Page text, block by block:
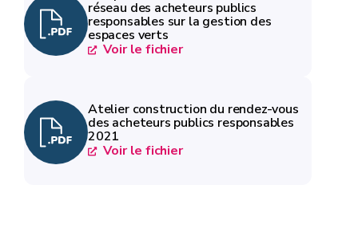
réseau des acheteurs publics
responsables sur la gestion des
espaces verts
Voir le fichier
Atelier construction du rendez-vous
des acheteurs publics responsables
2021
Voir le fichier